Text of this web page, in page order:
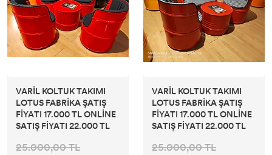
VARİL KOLTUK TAKIMI
LOTUS FABRİKA ŞATIŞ
FİYATI 17.000 TL ONLİNE
SATIŞ FİYATI 22.000 TL
25.000,00 TL
VARİL KOLTUK TAKIMI
LOTUS FABRİKA ŞATIŞ
FİYATI 17.000 TL ONLİNE
SATIŞ FİYATI 22.000 TL
25.000,00 TL